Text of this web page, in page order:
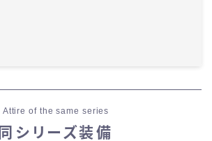
Attire of the same series
同シリーズ装備